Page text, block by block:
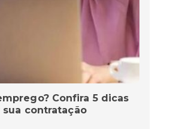
Confira 5 dicas
sua contratação